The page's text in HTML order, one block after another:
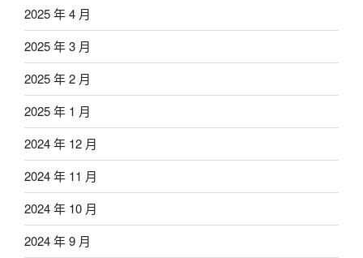
2025 年 4 月
2025 年 3 月
2025 年 2 月
2025 年 1 月
2024 年 12 月
2024 年 11 月
2024 年 10 月
2024 年 9 月